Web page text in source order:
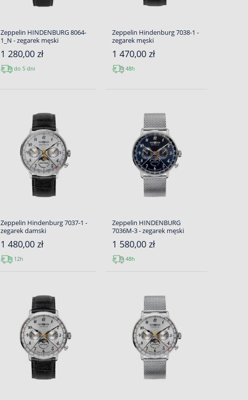
Zeppelin HINDENBURG 8064-
1_N - zegarek męski
1 280,00 zł
do 5 dni
Zeppelin Hindenburg 7038-1 -
zegarek męski
1 470,00 zł
48h
Zeppelin Hindenburg 7037-1 -
zegarek damski
1 480,00 zł
12h
Zeppelin HINDENBURG
7036M-3 - zegarek męski
1 580,00 zł
48h